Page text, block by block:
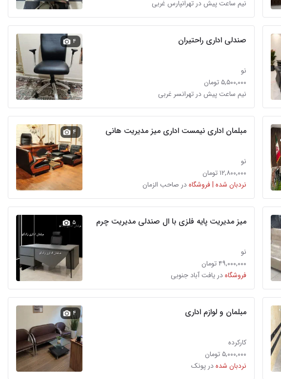
نیم ساعت پیش در تهرانپارس غربی
صندلی اداری راحتیران
نو
۵,۵۰۰,۰۰۰ تومان
نیم ساعت پیش در تهرانسر غربی
۴
مبلمان اداری نیمست اداری میز مدیریت هانی
نو
۱۲,۸۰۰,۰۰۰ تومان
نردبان شده | فروشگاهدر صاحب الزمان
۴
میز مدیریت پایه فلزی با ال صندلی مدیریت چرم
نو
۴۹,۰۰۰,۰۰۰ تومان
فروشگاهدر یافت آباد جنوبی
۵
مبلمان و لوازم اداری
کارکرده
۵,۰۰۰,۰۰۰ تومان
نردبان شدهدر پونک
۴